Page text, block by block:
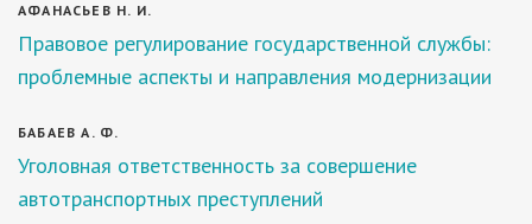
АФАНАСЬЕВ Н. И.
Правовое регулирование государственной службы:
проблемные аспекты и направления модернизации
БАБАЕВ А. Ф.
Уголовная ответственность за совершение
автотранспортных преступлений